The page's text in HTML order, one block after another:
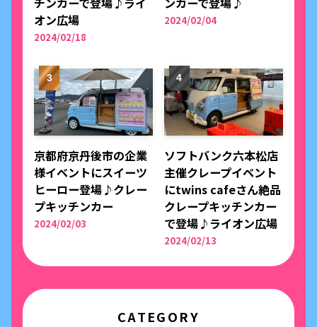
オン広場
2024/02/18
2024/02/04
京都府京丹後市の企業
様イベントにスイーツ
ヒーロー登場♪クレー
プキッチンカー
2024/02/03
ソフトバンク六本松店
主催クレープイベント
にtwins cafeさん絶品
クレープキッチンカー
で登場♪ライオン広場
2024/02/13
CATEGORY